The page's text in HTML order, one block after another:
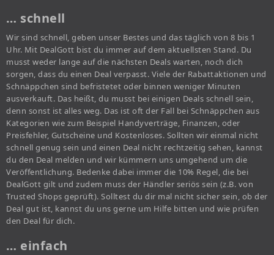
… schnell
Wir sind schnell, geben unser Bestes und das täglich von 8 bis 1
Uhr. Mit DealGott bist du immer auf dem aktuellsten Stand. Du
musst weder lange auf die nächsten Deals warten, noch dich
sorgen, dass du einen Deal verpasst. Viele der Rabattaktionen und
Schnäppchen sind befristetet oder binnen weniger Minuten
ausverkauft. Das heißt, du musst bei einigen Deals schnell sein,
denn sonst ist alles weg. Das ist oft der Fall bei Schnäppchen aus
Kategorien wie zum Beispiel Handyverträge, Finanzen, oder
Preisfehler, Gutscheine und Kostenloses. Sollten wir einmal nicht
schnell genug sein und einen Deal nicht rechtzeitig sehen, kannst
du den Deal melden und wir kümmern uns umgehend um die
Veröffentlichung. Bedenke dabei immer die 10% Regel, die bei
DealGott gilt und zudem muss der Händler seriös sein (z.B. von
Trusted Shops geprüft). Solltest du dir mal nicht sicher sein, ob der
Deal gut ist, kannst du uns gerne um Hilfe bitten und wie prüfen
den Deal für dich.
… einfach